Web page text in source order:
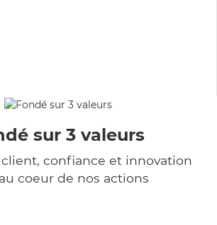
sur 3 valeurs
confiance et innovation
coeur de nos actions